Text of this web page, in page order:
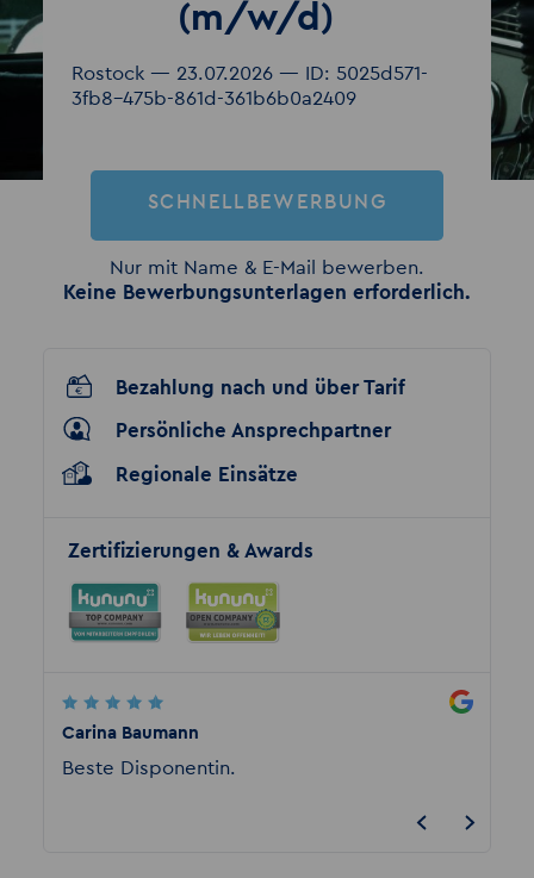
(m/w/d)
Rostock — 23.07.2026 — ID: 5025d571-
3fb8-475b-861d-361b6b0a2409
SCHNELLBEWERBUNG
Nur mit Name & E-Mail bewerben.
Keine Bewerbungsunterlagen erforderlich.
Bezahlung nach und über Tarif
Persönliche Ansprechpartner
Regionale Einsätze
Zertifizierungen & Awards
Carina Baumann
Beste Disponentin.